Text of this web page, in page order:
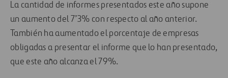
La cantidad de informes presentados este año supone
un aumento del 7’3% con respecto al año anterior.
También ha aumentado el porcentaje de empresas
obligadas a presentar el informe que lo han presentado,
que este año alcanza el 79%.